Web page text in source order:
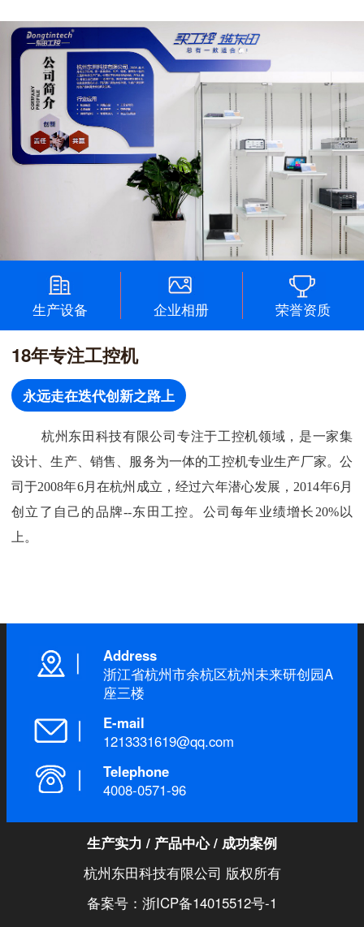
生产设备 企业相册 荣誉资质
18年专注工控机
永远走在迭代创新之路上
杭州东田科技有限公司专注于工控机领域，是一家集
设计、生产、销售、服务为一体的工控机专业生产厂家。公
司于2008年6月在杭州成立，经过六年潜心发展，2014年6月
创立了自己的品牌--东田工控。公司每年业绩增长20%以
上。
Address
浙江省杭州市余杭区杭州未来研创园A
座三楼
E-mail
1213331619@qq.com
Telephone
4008-0571-96
生产实力 / 产品中心/ 成功案例
杭州东田科技有限公司 版权所有
备案号：浙ICP备14015512号-1